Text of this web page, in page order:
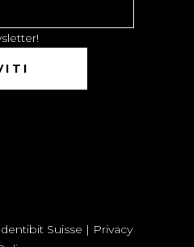
Suisse | Privacy